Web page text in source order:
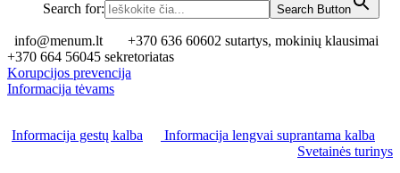
Search for: Search Button
info@menum.lt
+370 636 60602 sutartys, mokinių klausimai
+370 664 56045 sekretoriatas
Korupcijos prevencija
Informacija tėvams
Informacija gestų kalba
Informacija lengvai suprantama kalba
Svetainės turinys